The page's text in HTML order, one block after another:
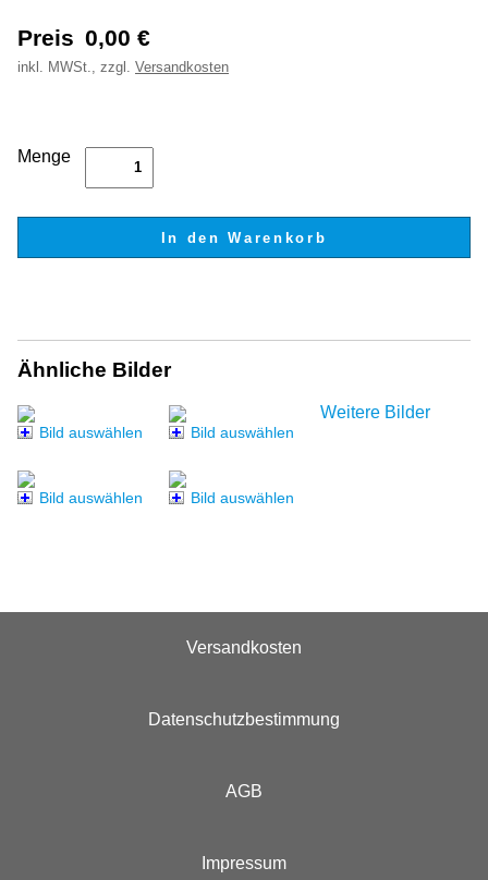
Preis 0,00 €
inkl. MWSt., zzgl. Versandkosten
Menge
Ähnliche Bilder
Bild auswählen Bild auswählen
Bild auswählen Bild auswählen
Weitere Bilder
Versandkosten
Datenschutzbestimmung
AGB
Impressum